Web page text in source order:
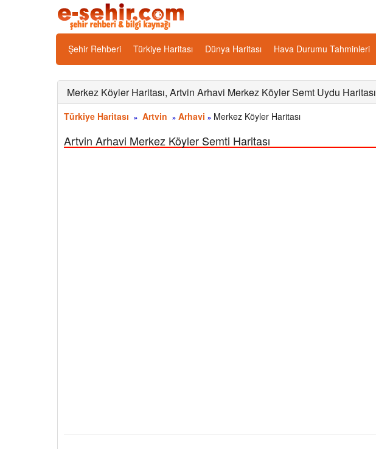
Şehir Rehberi Türkiye Haritası Dünya Haritası Hava Durumu Tahminleri
Merkez Köyler Haritası, Artvin Arhavi Merkez Köyler Semt Uydu Haritası
Türkiye Haritası » Artvin » Arhavi » Merkez Köyler Haritası
Artvin Arhavi Merkez Köyler Semti Haritası